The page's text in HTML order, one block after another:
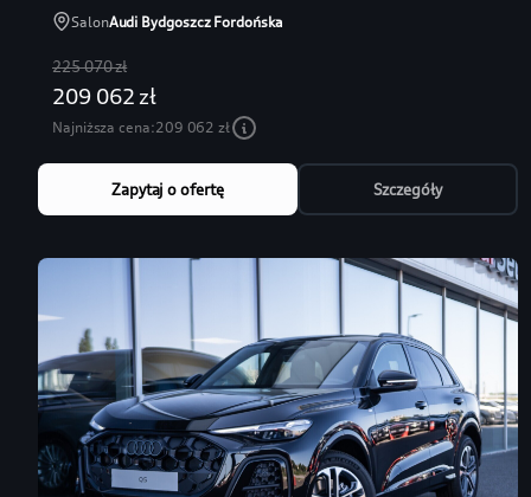
SalonAudi Bydgoszcz Fordońska
225 070 zł
209 062 zł
Najniższa cena:209 062 zł
Zapytaj o ofertę Szczegóły